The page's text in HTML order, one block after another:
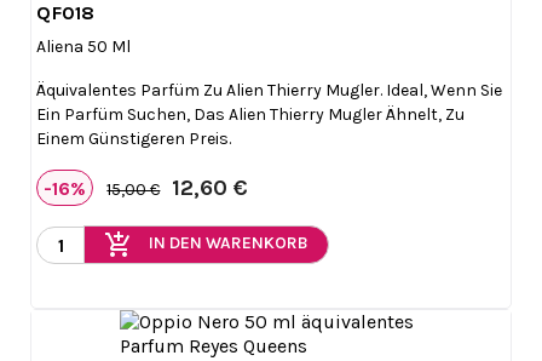
QF018
Aliena 50 Ml
Äquivalentes Parfüm Zu Alien Thierry Mugler. Ideal, Wenn Sie
Ein Parfüm Suchen, Das Alien Thierry Mugler Ähnelt, Zu
Einem Günstigeren Preis.
-16% 15,00 € 12,60 €
add_shopping_cart IN DEN WARENKORB